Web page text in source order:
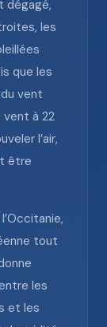
dégagé,
les
que les
vent
vent à 22
l’air,
être
tout
les
et les